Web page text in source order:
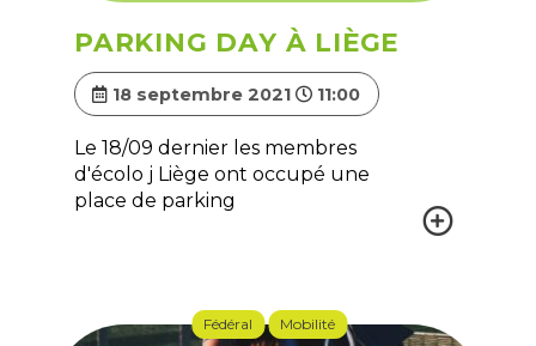
PARKING DAY À LIÈGE
18 septembre 2021 11:00
Le 18/09 dernier les membres
d'écolo j Liège ont occupé une
place de parking
Fédéral Mobilité